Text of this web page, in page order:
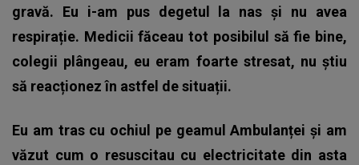
gravă. Eu i-am pus degetul la nas și nu avea
respirație. Medicii făceau tot posibilul să fie bine,
colegii plângeau, eu eram foarte stresat, nu știu
să reacționez în astfel de situații.
Eu am tras cu ochiul pe geamul Ambulanței și am
văzut cum o resuscitau cu electricitate din asta